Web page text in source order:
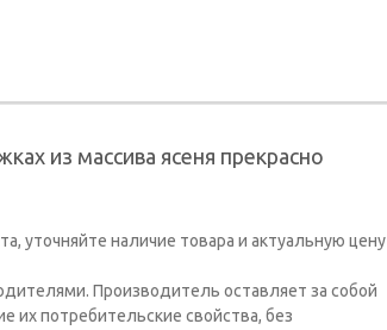
из массива ясеня прекрасно
уточняйте наличие товара и актуальную цену
Производитель оставляет за собой
их потребительские свойства, без